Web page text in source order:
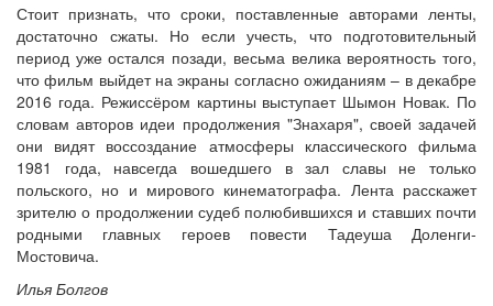
Стоит признать, что сроки, поставленные авторами ленты,
достаточно сжаты. Но если учесть, что подготовительный
период уже остался позади, весьма велика вероятность того,
что фильм выйдет на экраны согласно ожиданиям – в декабре
2016 года. Режиссёром картины выступает Шымон Новак. По
словам авторов идеи продолжения "Знахаря", своей задачей
они видят воссоздание атмосферы классического фильма
1981 года, навсегда вошедшего в зал славы не только
польского, но и мирового кинематографа. Лента расскажет
зрителю о продолжении судеб полюбившихся и ставших почти
родными главных героев повести Тадеуша Доленги-
Мостовича.
Илья Болгов